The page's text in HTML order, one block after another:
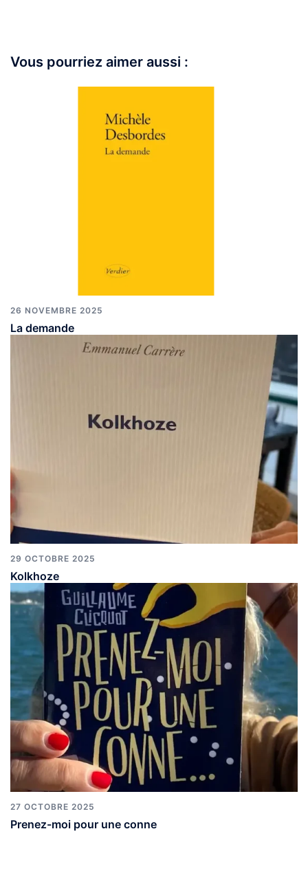
Vous pourriez aimer aussi :
26 NOVEMBRE 2025
La demande
29 OCTOBRE 2025
Kolkhoze
27 OCTOBRE 2025
Prenez-moi pour une conne